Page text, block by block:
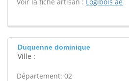
Duquenne dominique
Ville :
Département: 02